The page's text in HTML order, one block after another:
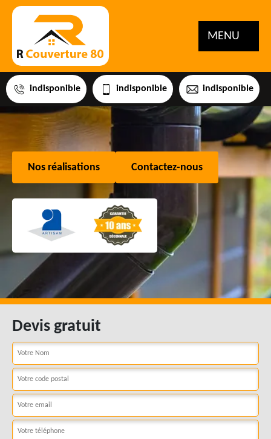
MENU
indisponible indisponible indisponible
Nos réalisations Contactez-nous
Devis gratuit